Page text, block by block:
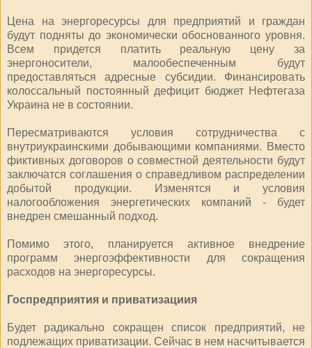
Цена на энергоресурсы для предприятий и граждан
будут подняты до экономически обоснованного уровня.
Всем придется платить реальную цену за
энергоносители, малообеспеченным будут
предоставляться адресные субсидии. Финансировать
колоссальный постоянный дефицит бюджет Нефтегаза
Украина не в состоянии.
Пересматриваются условия сотрудничества с
внутриукраинскими добывающими компаниями. Вместо
фиктивных договоров о совместной деятельности будут
заключатся соглашения о справедливом распределении
добытой продукции. Изменятся и условия
налогообложения энергетических компаний - будет
внедрен смешанный подход.
Помимо этого, планируется активное внедрение
программ энергоэффективности для сокращения
расходов на энергоресурсы.
Госпредприятия и приватизациия
Будет радикально сокращен список предприятий, не
подлежащих приватизации. Сейчас в нем насчитывается